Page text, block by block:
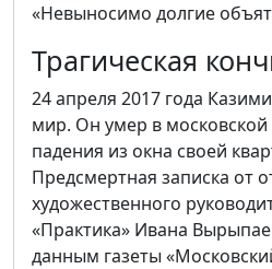
«Невыносимо долгие
Трагическая
24 апреля 2017 года
мир. Он умер в
падения из окна своей
Предсмертная записка от
художественного
«Практика» Ивана
данным газеты